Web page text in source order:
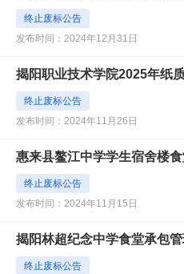
终止废标公告
发布时间：2024年12月31日
揭阳职业技术学院2025年纸
终止废标公告
发布时间：2024年11月26日
终止废标公告
发布时间：2024年11月15日
揭阳林超纪念中学食堂承包
终止废标公告